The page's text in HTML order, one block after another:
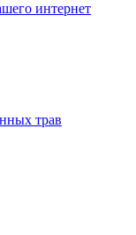
интернет
трав